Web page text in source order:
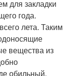
для закладки
года.
лета. Таким
вещества из
обильный,